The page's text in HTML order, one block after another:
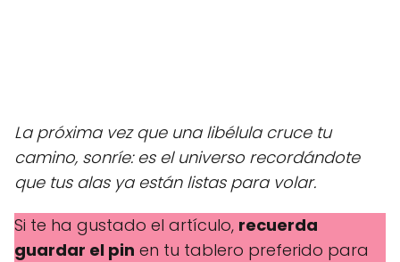
La próxima vez que una libélula cruce tu
camino, sonríe: es el universo recordándote
que tus alas ya están listas para volar.
Si te ha gustado el artículo, recuerda
guardar el pin en tu tablero preferido para